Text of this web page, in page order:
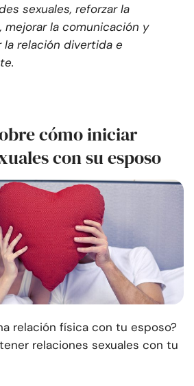
sexuales, reforzar la
mejorar la comunicación y
la relación divertida e
cómo iniciar
con su esposo
relación física con tu esposo?
relaciones sexuales con tu